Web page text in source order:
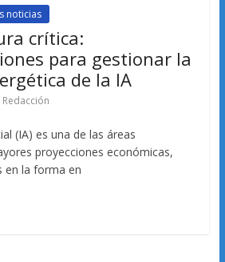
noticias
crítica:
para gestionar la
de la IA
Redacción
(IA) es una de las áreas
proyecciones económicas,
en la forma en